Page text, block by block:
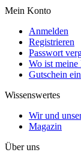
Mein Konto
Anmelden
Registrieren
Passwort
Wo ist
Gutschein
Wissenswertes
Wir und
Magazin
Über uns